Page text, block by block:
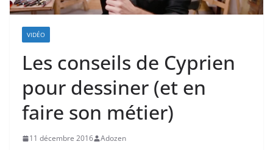
VIDÉO
Les conseils de Cyprien
pour dessiner (et en
faire son métier)
11 décembre 2016 Adozen